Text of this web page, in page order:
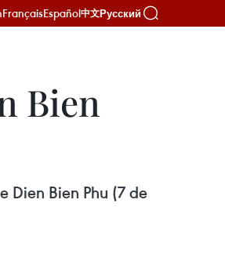
FrançaisEspañol中文Русский
Bien
Bien Phu (7 de